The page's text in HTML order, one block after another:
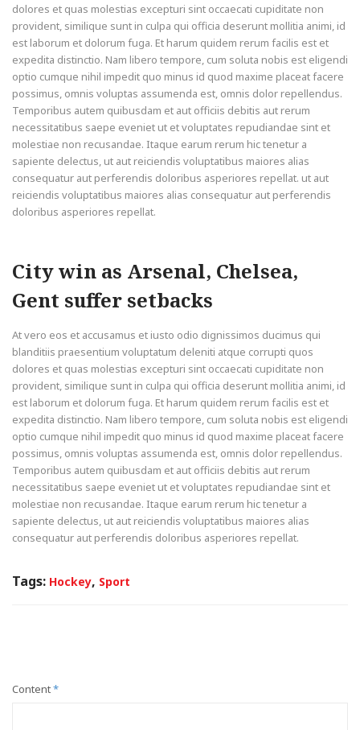
dolores et quas molestias excepturi sint occaecati cupiditate non
provident, similique sunt in culpa qui officia deserunt mollitia animi, id
est laborum et dolorum fuga. Et harum quidem rerum facilis est et
expedita distinctio. Nam libero tempore, cum soluta nobis est eligendi
optio cumque nihil impedit quo minus id quod maxime placeat facere
possimus, omnis voluptas assumenda est, omnis dolor repellendus.
Temporibus autem quibusdam et aut officiis debitis aut rerum
necessitatibus saepe eveniet ut et voluptates repudiandae sint et
molestiae non recusandae. Itaque earum rerum hic tenetur a
sapiente delectus, ut aut reiciendis voluptatibus maiores alias
consequatur aut perferendis doloribus asperiores repellat. ut aut
reiciendis voluptatibus maiores alias consequatur aut perferendis
doloribus asperiores repellat.
City win as Arsenal, Chelsea,
Gent suffer setbacks
At vero eos et accusamus et iusto odio dignissimos ducimus qui
blanditiis praesentium voluptatum deleniti atque corrupti quos
dolores et quas molestias excepturi sint occaecati cupiditate non
provident, similique sunt in culpa qui officia deserunt mollitia animi, id
est laborum et dolorum fuga. Et harum quidem rerum facilis est et
expedita distinctio. Nam libero tempore, cum soluta nobis est eligendi
optio cumque nihil impedit quo minus id quod maxime placeat facere
possimus, omnis voluptas assumenda est, omnis dolor repellendus.
Temporibus autem quibusdam et aut officiis debitis aut rerum
necessitatibus saepe eveniet ut et voluptates repudiandae sint et
molestiae non recusandae. Itaque earum rerum hic tenetur a
sapiente delectus, ut aut reiciendis voluptatibus maiores alias
consequatur aut perferendis doloribus asperiores repellat.
Tags: Hockey, Sport
Content*